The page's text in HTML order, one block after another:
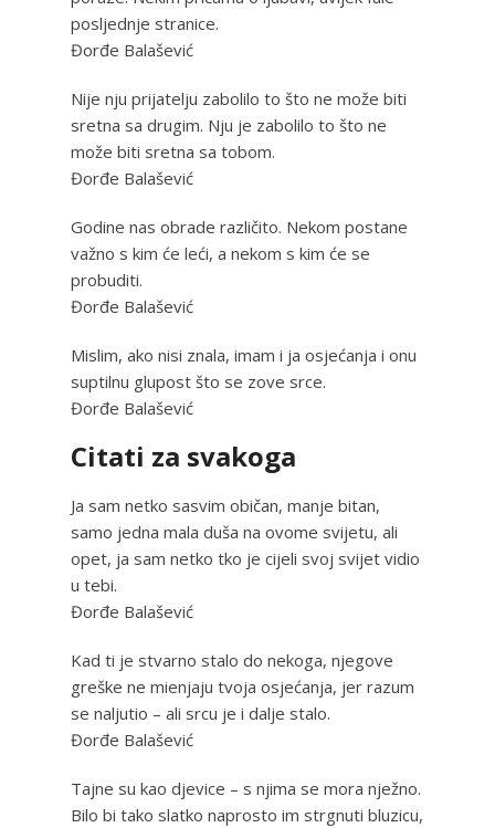
posljednje stranice.
Đorđe Balašević
Nije nju prijatelju zabolilo to što ne može biti
sretna sa drugim. Nju je zabolilo to što ne
može biti sretna sa tobom.
Đorđe Balašević
Godine nas obrade različito. Nekom postane
važno s kim će leći, a nekom s kim će se
probuditi.
Đorđe Balašević
Mislim, ako nisi znala, imam i ja osjećanja i onu
suptilnu glupost što se zove srce.
Đorđe Balašević
Citati za svakoga
Ja sam netko sasvim običan, manje bitan,
samo jedna mala duša na ovome svijetu, ali
opet, ja sam netko tko je cijeli svoj svijet vidio
u tebi.
Đorđe Balašević
Kad ti je stvarno stalo do nekoga, njegove
greške ne mienjaju tvoja osjećanja, jer razum
se naljutio – ali srcu je i dalje stalo.
Đorđe Balašević
Tajne su kao djevice – s njima se mora nježno.
Bilo bi tako slatko naprosto im strgnuti bluzicu,